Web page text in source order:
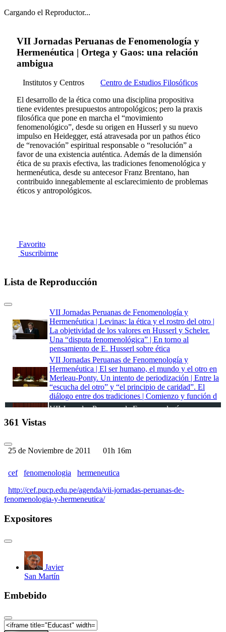
Cargando el Reproductor...
VII Jornadas Peruanas de Fenomenología y
Hermenéutica | Ortega y Gaos: una relación
ambigua
Institutos y Centros
Centro de Estudios Filosóficos
El desarrollo de la ética como una disciplina propositiva
tiene evidentes presupuestos antropológicos; pero la praxis
filosófica que pone en marcha el “movimiento
fenomenológico”, desde su origen en Husserl y su nuevo
impulso en Heidegger, está atravesada por un pathos ético
de “renovación” espiritual responsable o “resolución” a
favor de una existencia auténtica. Además de la dimensión
ética de su praxis efectiva, las tradiciones fenomenológica y
hermenéutica, desde su antecesor Franz Brentano, han
contribuido innegablemente al esclarecimiento de problemas
éticos y antropológicos.
Favorito
Suscribirme
Lista de Reproducción
VII Jornadas Peruanas de Fenomenología y
Hermenéutica | Levinas: la ética y el rostro del otro |
La objetividad de los valores en Husserl y Scheler.
Una “disputa fenomenológica” | En torno al
pensamiento de E. Husserl sobre ética
VII Jornadas Peruanas de Fenomenología y
Hermenéutica | El ser humano, el mundo y el otro en
Merleau-Ponty. Un intento de periodización | Entre la
“escucha del otro” y “el principio de caridad”. El
diálogo entre dos tradiciones | Comienzo y función d
VII Jornadas Peruanas de Fenomenología y
teórico-práctico de la filosofía | Hannah Arendt: la
VII Jornadas Peruanas de Fenomenología y
Hermenéutica | Pensar la violencia y la libertad
política. Hannah Arendt
361 Vistas
25 de Noviembre de 2011 01h 16m
cef fenomenologia
hermeneutica
http://cef.pucp.edu.pe/agenda/vii-jornadas-peruanas-de-
fenomenologia-y-hermeneutica/
Expositores
Javier
San Martín
Embebido